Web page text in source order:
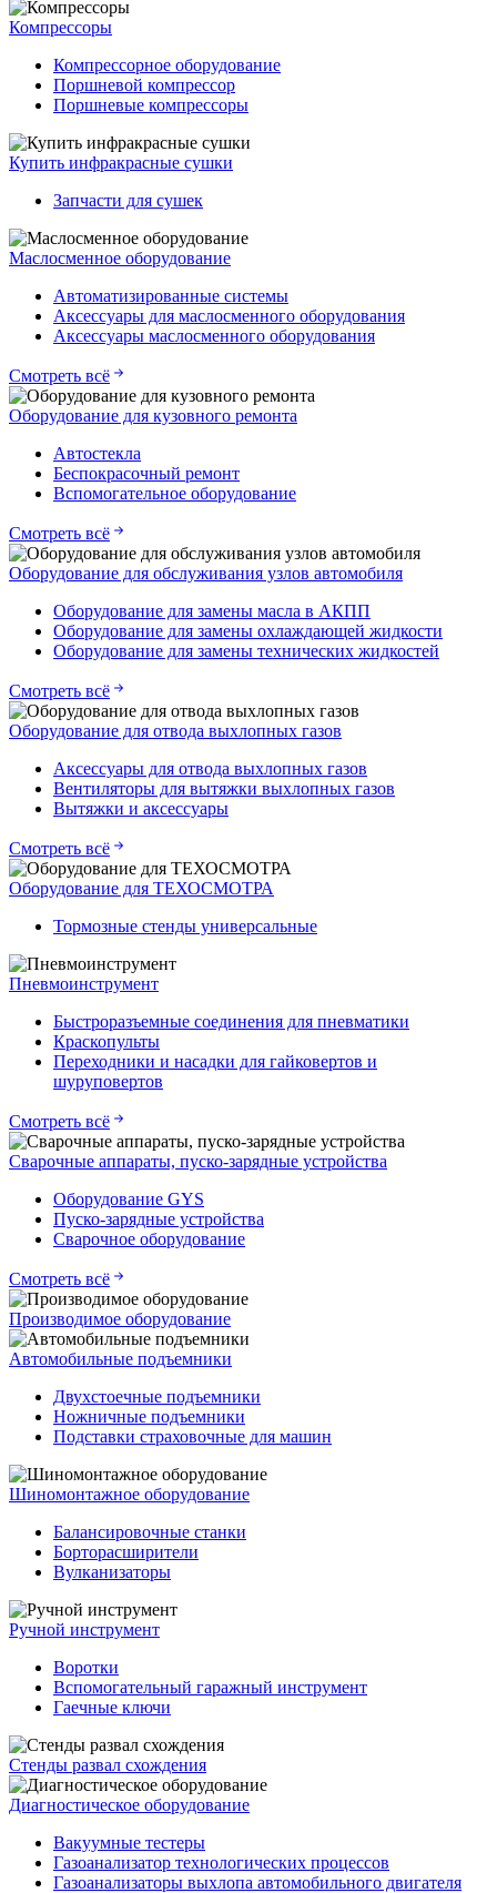
Компрессоры
Компрессорное оборудование
Поршневой компрессор
Поршневые компрессоры
Купить инфракрасные сушки
Запчасти для сушек
Маслосменное оборудование
Автоматизированные системы
Аксессуары для маслосменного оборудования
Аксессуары маслосменного оборудования
Смотреть всё
Оборудование для кузовного ремонта
Автостекла
Беспокрасочный ремонт
Вспомогательное оборудование
Смотреть всё
Оборудование для обслуживания узлов автомобиля
Оборудование для замены масла в АКПП
Оборудование для замены охлаждающей жидкости
Оборудование для замены технических жидкостей
Смотреть всё
Оборудование для отвода выхлопных газов
Аксессуары для отвода выхлопных газов
Вентиляторы для вытяжки выхлопных газов
Вытяжки и аксессуары
Смотреть всё
Оборудование для ТЕХОСМОТРА
Тормозные стенды универсальные
Пневмоинструмент
Быстроразъемные соединения для пневматики
Краскопульты
Переходники и насадки для гайковертов и
шуруповертов
Смотреть всё
Сварочные аппараты, пуско-зарядные устройства
Оборудование GYS
Пуско-зарядные устройства
Сварочное оборудование
Смотреть всё
Производимое оборудование
Автомобильные подъемники
Двухстоечные подъемники
Ножничные подъемники
Подставки страховочные для машин
Шиномонтажное оборудование
Балансировочные станки
Борторасширители
Вулканизаторы
Ручной инструмент
Воротки
Вспомогательный гаражный инструмент
Гаечные ключи
Стенды развал схождения
Диагностическое оборудование
Вакуумные тестеры
Газоанализатор технологических процессов
Газоанализаторы выхлопа автомобильного двигателя